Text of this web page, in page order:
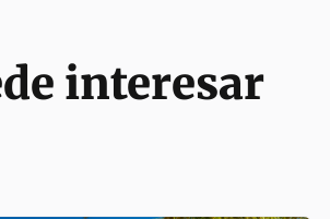
interesar